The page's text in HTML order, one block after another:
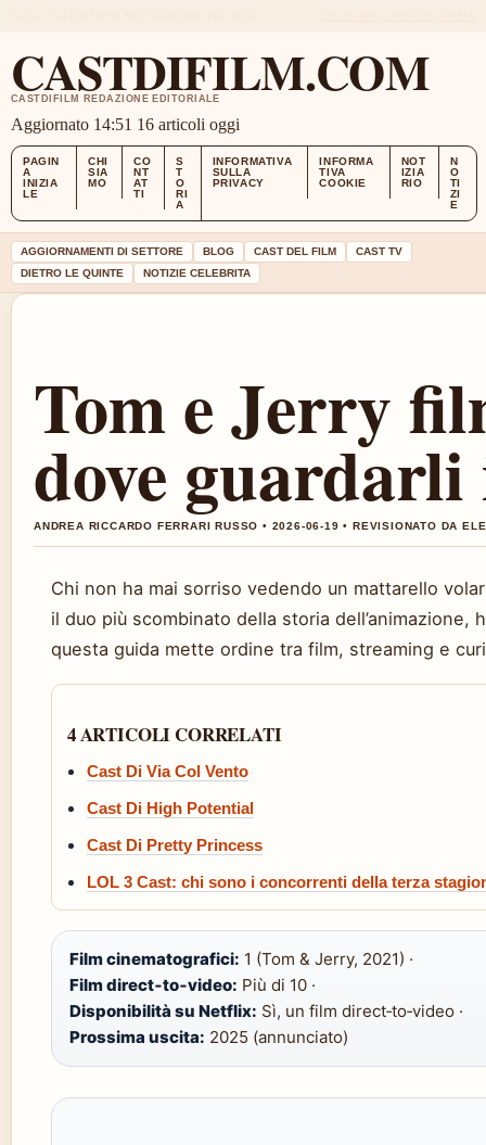
CASTDIFILM.COM
CASTDIFILM REDAZIONE EDITORIALE
Aggiornato 14:51 16 articoli oggi
PAGIN
A
INIZIA
LE
CHI
SIA
MO
CO
NT
AT
TI
S
T
O
RI
A
INFORMATIVA
SULLA
PRIVACY
INFORMA
TIVA
COOKIE
NOT
IZIA
RIO
N
O
TI
ZI
E
AGGIORNAMENTI DI SETTORE BLOG CAST DEL FILM
CAST TV
DIETRO LE QUINTE
NOTIZIE CELEBRITA
Tom e Jerry
dove
ANDREA RICCARDO FERRARI RUSSO • 2026-06-19 • REVISIONATO DA
Chi non ha mai sorriso vedendo un mattarello
il duo più scombinato della storia
questa guida mette ordine tra film, streaming e
4 ARTICOLI CORRELATI
Cast Di Via Col Vento
Cast Di High Potential
Cast Di Pretty Princess
LOL 3 Cast: chi sono i concorrenti della terza
Film cinematografici: 1 (Tom & Jerry, 2021) ·
Film direct‑to‑video: Più di 10 ·
Disponibilità su Netflix: Sì, un film direct‑to‑video ·
Prossima uscita: 2025 (annunciato)